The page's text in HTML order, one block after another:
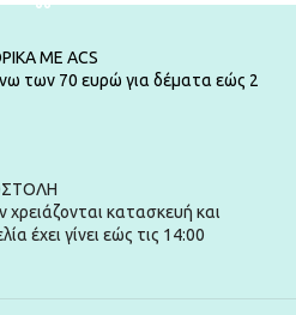
ΜΕ ACS
των 70 ευρώ για δέματα εώς 2
χρειάζονται κατασκευή και
έχει γίνει εώς τις 14:00